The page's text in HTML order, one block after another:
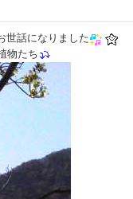
世話になりました
物たち